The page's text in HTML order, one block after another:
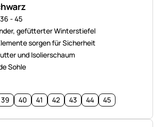
- 45
gefütterter Winterstiefel
sorgen für Sicherheit
und Isolierschaum
Sohle
39 40 41 42 43 44 45